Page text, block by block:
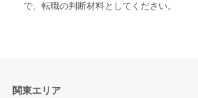
で、転職の判断材料としてください。
関東エリア